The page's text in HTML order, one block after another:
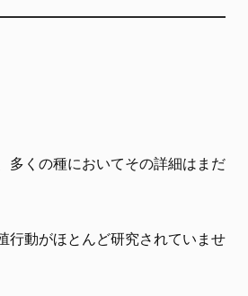
多くの種においてその詳細はまだ
行動がほとんど研究されていませ